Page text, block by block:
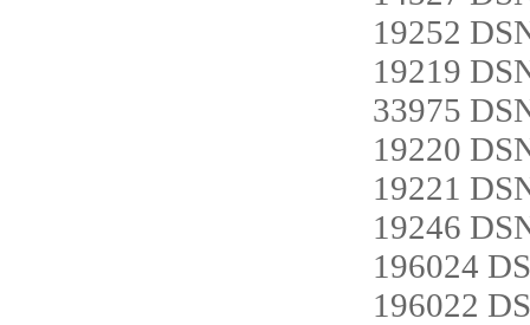
19252
19219
33975
19220
19221
19246
196024
196022